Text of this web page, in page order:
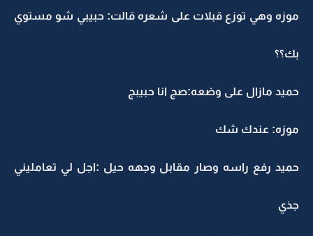
موزه وهي توزع قبلات على شعره قالت: حبيبي شو مستوي
بك؟؟
حميد مازال على وضعه:صج انا حبيبج
موزه: عندك شك
حميد رفع راسه وصار مقابل وجهه حيل :اجل لي تعامليني
جذي